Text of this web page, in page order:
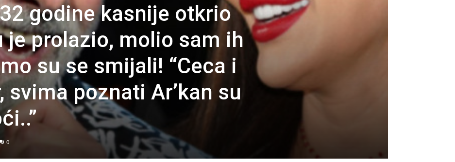
godine kasnije otkrio
je prolazio, molio sam ih
su se smijali! “Ceca i
svima poznati Ar’kan su
0